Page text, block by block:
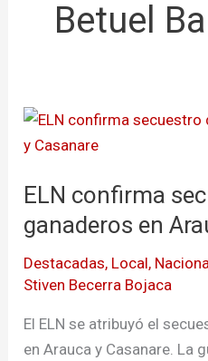
Betuel
ELN confirma
ganaderos en
Destacadas, Local,
Stiven Becerra Bojaca
El ELN se atribuyó el
en Arauca y Casanare. La
ELN
confirma
de
ganaderos
Arauca
y
Casanare